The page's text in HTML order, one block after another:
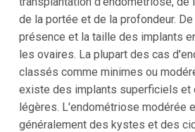
de la portée et de la profondeur.
présence et la taille des implants
les ovaires. La plupart des cas
classés comme minimes ou
existe des implants superficiels et
légères. L'endométriose modérée
généralement des kystes et des